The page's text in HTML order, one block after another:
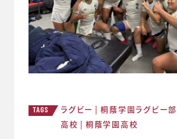
TAGS ラグビー 桐蔭学園ラグビー部
高校
桐蔭学園高校